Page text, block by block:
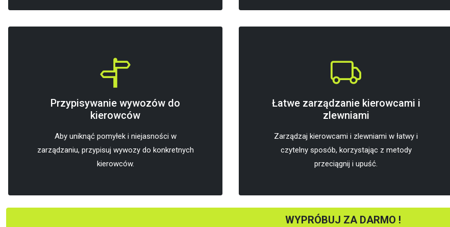
Przypisywanie wywozów do
kierowców
Aby uniknąć pomyłek i niejasności w
zarządzaniu, przypisuj wywozy do konkretnych
kierowców.
Łatwe zarządzanie kierowcami i
zlewniami
Zarządzaj kierowcami i zlewniami w łatwy i
czytelny sposób, korzystając z metody
przeciągnij i upuść.
WYPRÓBUJ ZA DARMO !